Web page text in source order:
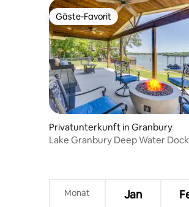
Gäste-Favorit
Gäste-Favorit
Privatunterkunft in Granbury
Lake Granbury Deep Water
Monat Jan